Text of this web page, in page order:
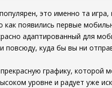
это именно та
как появились первые
адаптированный для
повсюду, куда бы вы ни
графику, которой
уровне и радует уже